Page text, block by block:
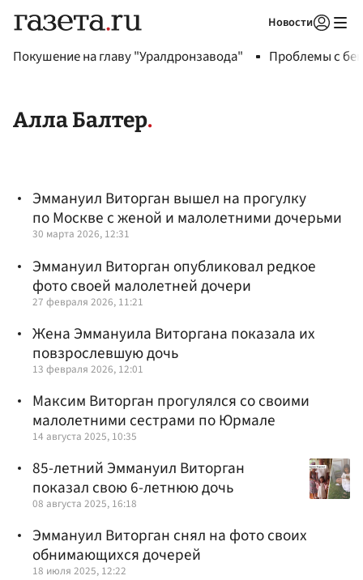
Новости
Покушение на главу "Уралдронзавода" Проблемы с
Алла Балтер
Эммануил Виторган вышел на прогулку
по Москве с женой и малолетними дочерьми
30 марта 2026, 12:31
Эммануил Виторган опубликовал редкое
фото своей малолетней дочери
27 февраля 2026, 11:21
Жена Эммануила Виторгана показала их
повзрослевшую дочь
13 февраля 2026, 12:01
Максим Виторган прогулялся со своими
малолетними сестрами по Юрмале
14 августа 2025, 10:35
85-летний Эммануил Виторган
показал свою 6-летнюю дочь
08 августа 2025, 16:18
Эммануил Виторган снял на фото своих
обнимающихся дочерей
18 июля 2025, 12:22